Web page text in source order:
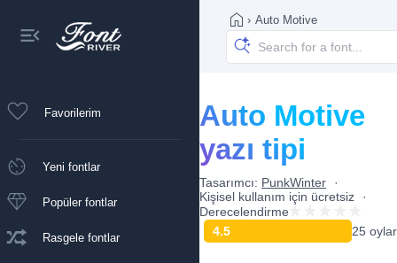
Favorilerim
Yeni fontlar
Popüler fontlar
Rasgele fontlar
› Auto Motive
Auto Motive
yazı tipi
Tasarımcı: PunkWinter
Kişisel kullanım için ücretsiz
Derecelendirme
4.5
25 oylar